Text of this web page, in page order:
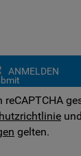
ANMELDEN
reCAPTCHA
gelten.